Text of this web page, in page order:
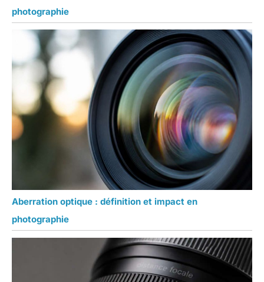
photographie
Aberration optique : définition et impact en
photographie